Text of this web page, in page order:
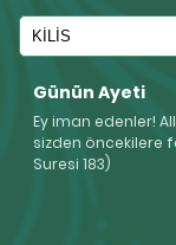
Günün Ayeti
Ey iman edenler!
sizden öncekilere
Suresi 183)